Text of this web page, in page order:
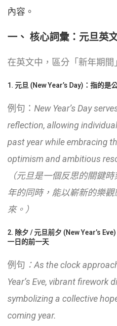
內容。
一、 核心詞彙：元旦英
在英文中，區分「新年期間
1. 元旦 (New Year’s Day)：指的是
例句： New Year’s Day
reflection, allowing
past year while embracing
optimism and ambitious
（元旦是一個反思的關鍵
年的同時，能以嶄新的樂
來。）
2. 除夕 / 元旦前夕 (New Year’s
一日的前一天
例句 ：As the clock
Year’s Eve, vibrant firework
symbolizing a collective
coming year.